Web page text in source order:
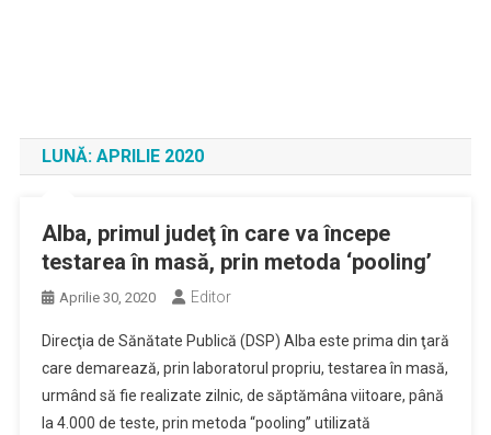
LUNĂ: APRILIE 2020
Alba, primul judeţ în care va începe
testarea în masă, prin metoda ‘pooling’
Aprilie 30, 2020 Editor
Direcţia de Sănătate Publică (DSP) Alba este prima din ţară
care demarează, prin laboratorul propriu, testarea în masă,
urmând să fie realizate zilnic, de săptămâna viitoare, până
la 4.000 de teste, prin metoda “pooling” utilizată